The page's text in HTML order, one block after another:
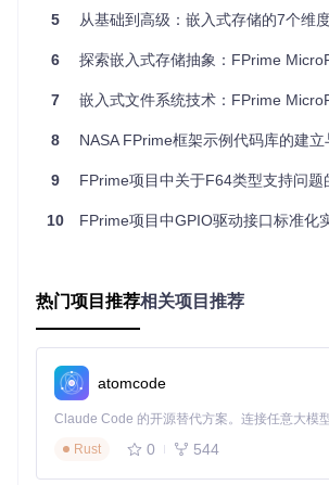
键元数据。这种设计允许系统同时处理多个
过状态隔离确保并发安全。
每个文件状态实例通过唯一标识符与具体文
件从打开到关闭的整个生命周期都处于可
关键技术点：文件状态采用有限状态机设计
FileBuffer组件作为数据交换的中间层，通
环形缓冲区：适用于日志记录等流式数据
出策略最大化缓存利用率
固定块缓冲区：适合随机访问场景，通
据位置
混合模式：根据文件类型自动选择最优缓
与资源占用
缓冲区层的设计特别考虑了嵌入式系统的存
对物理介质的直接访问次数，延长了Flash
5 从基础到高级：嵌入式存储的7个维度解析FPrime
6 探索嵌入式存储抽象：FPrime
7 嵌入式文件系统技术：FPrime MicroFs架
8 NASA FPrime框架示例代码库的建立
9 FPrime项目中关于F64类型支持问题
10 FPrime项目中GPIO驱动接口标准化
热门项目推荐相关项目推荐
atomcode
Rust
0 544